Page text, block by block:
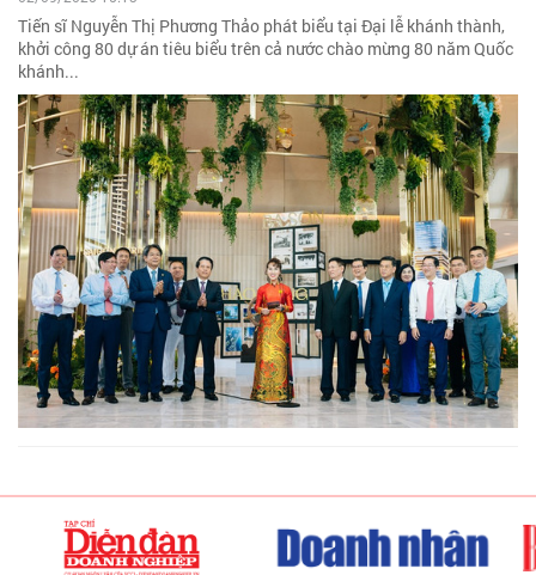
Tiến sĩ Nguyễn Thị Phương Thảo phát biểu tại Đại lễ khánh thành,
khởi công 80 dự án tiêu biểu trên cả nước chào mừng 80 năm Quốc
khánh...